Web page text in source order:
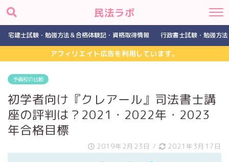
民法ラボ
宅建士試験・勉強方法＆合格体験記・資格取得情報 行政書士試験・勉強方
アフィリエイト広告を利用しています。
予備校の比較
初学者向け『クレアール』司法書士講
座の評判は？2021・2022年・2023
年合格目標
2019年2月23日 / 2021年3月17日